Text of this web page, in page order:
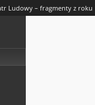
Ludowy – fragmenty z roku